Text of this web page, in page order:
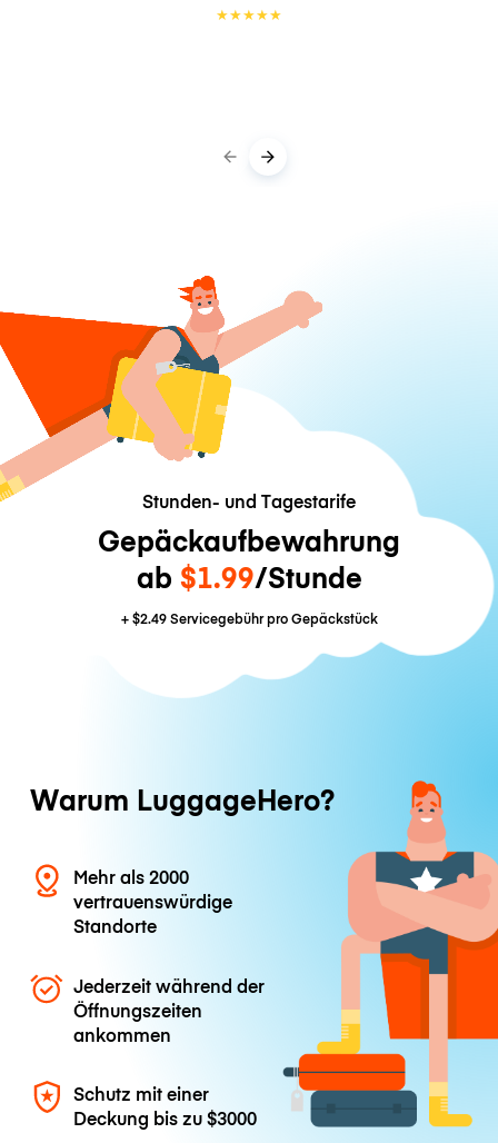
★★★★★
Stunden- und Tagestarife
Gepäckaufbewahrung
ab $1.99/Stunde
+$2.49Servicegebühr pro Gepäckstück
Warum LuggageHero?
Mehr als 2000
vertrauenswürdige
Standorte
Jederzeit während der
Öffnungszeiten
ankommen
Schutz mit einer
Deckung bis zu$3000